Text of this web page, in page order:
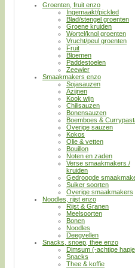
Groenten, fruit enzo
Ingemaakt/pickled
Blad/stengel groenten
Groene kruiden
Wortel/knol groenten
Vrucht/peul groenten
Fruit
Bloemen
Paddestoelen
Zeewier
Smaakmakers enzo
Sojasauzen
Azijnen
Kook wijn
Chilisauzen
Bonensauzen
Boemboes &
Overige sauzen
Kokos
Olie & vetten
Bouillon
Noten en zaden
Verse smaakmakers /
kruiden
Gedroogde
Suiker soorten
Overige smaakmakers
Noodles, rijst enzo
Rijst & Granen
Meelsoorten
Bonen
Noodles
Deegvellen
Snacks, snoep, thee enzo
Dimsum (-achtige
Snacks
Thee & koffie